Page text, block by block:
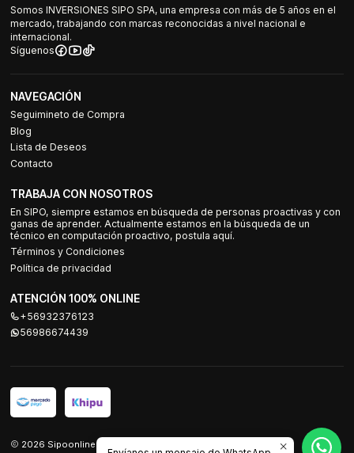
Somos INVERSIONES SIPO SPA, una empresa con más de 5 años en el
mercado, trabajando con marcas reconocidas a nivel nacional e
internacional.
Síguenos
NAVEGACIÓN
Seguimineto de Compra
Blog
Lista de Deseos
Contacto
TRABAJA CON NOSOTROS
En SIPO, siempre estamos en búsqueda de personas proactivas y con
ganas de aprender. Actualmente estamos en la búsqueda de un
técnico en computación proactivo, postula aquí.
Términos y Condiciones
Política de privacidad
ATENCIÓN 100% ONLINE
+56932376123
56986674439
2026 Sipoonline.